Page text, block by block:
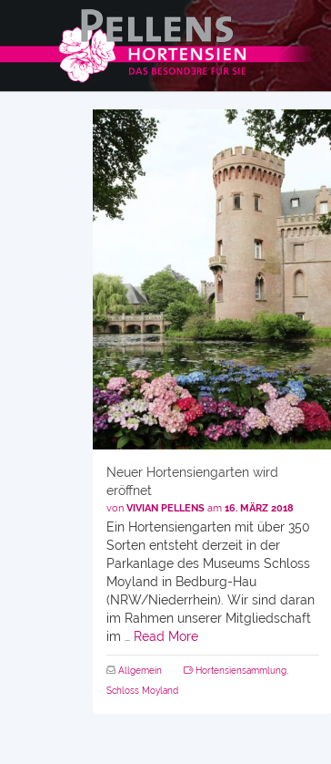
Neuer Hortensiengarten wird
eröffnet
von VIVIAN PELLENS am 16. MÄRZ 2018
Ein Hortensiengarten mit über 350
Sorten entsteht derzeit in der
Parkanlage des Museums Schloss
Moyland in Bedburg-Hau
(NRW/Niederrhein). Wir sind daran
im Rahmen unserer Mitgliedschaft
im …
Read More
Allgemein Hortensiensammlung
Schloss Moyland